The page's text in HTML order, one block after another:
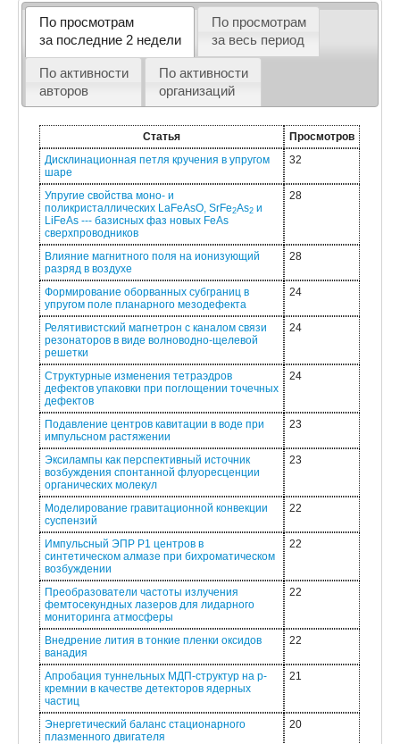
По просмотрам
за последние 2 недели
По просмотрам
за весь период
По активности
авторов
По активности
организаций
Статья
Просмотров
Дисклинационная петля кручения в упругом
шаре
32
Упругие свойства моно- и
поликристаллических LaFeAsO, SrFe2As2 и
LiFeAs --- базисных фаз новых FeAs
сверхпроводников
28
Влияние магнитного поля на ионизующий
разряд в воздухе
28
Формирование оборванных субграниц в
упругом поле планарного мезодефекта
24
Релятивистский магнетрон с каналом связи
резонаторов в виде волноводно-щелевой
решетки
24
Структурные изменения тетраэдров
дефектов упаковки при поглощении точечных
дефектов
24
Подавление центров кавитации в воде при
импульсном растяжении
23
Эксилампы как перспективный источник
возбуждения спонтанной флуоресценции
органических молекул
23
Моделирование гравитационной конвекции
суспензий
22
Импульсный ЭПР P1 центров в
синтетическом алмазе при бихроматическом
возбуждении
22
Преобразователи частоты излучения
фемтосекундных лазеров для лидарного
мониторинга атмосферы
22
Внедрение лития в тонкие пленки оксидов
ванадия
22
Апробация туннельных МДП-структур на p-
кремнии в качестве детекторов ядерных
частиц
21
Энергетический баланс стационарного
плазменного двигателя
20